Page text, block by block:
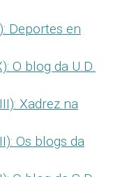
Deportes en
O blog da U.D.
Xadrez na
Os blogs da